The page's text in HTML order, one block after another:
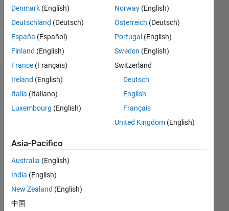
Messaggio
Dashboard
Statistica
CONTRIBUTI L
-2
-1
3
4
5
6
7
Denmark (English)
Deutschland (Deutsch)
España (Español)
Finland (English)
France (Français)
Ireland (English)
Italia (Italiano)
Luxembourg (English)
Norway(English)
Österreich (Deutsch)
Portugal (English)
Sweden (English)
Switzerland
Deutsch
English
Français
United Kingdom(English)
Asia-Pacifico
Australia (English)
India (English)
New Zealand (English)
中国